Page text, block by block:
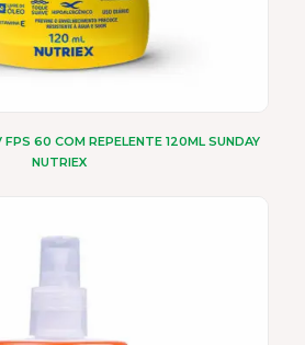
60 COM REPELENTE 120ML SUNDAY
NUTRIEX